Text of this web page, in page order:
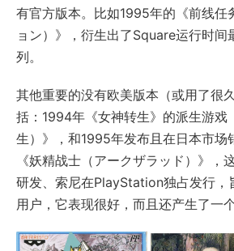
有官方版本。比如1995年的《前线任
ョン）》，衍生出了Square运行时间
列。
其他重要的没有欧美版本（或用了很
括：1994年《女神转生》的派生游戏
生）》，和1995年发布且在日本市场
《妖精战士（アークザラッド）》，
研发、索尼在PlayStation独占发行，
用户，它表现很好，而且还产生了一个